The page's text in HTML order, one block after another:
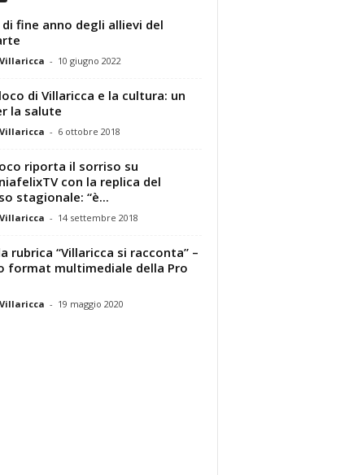
di fine anno degli allievi del
Villaricca - 10 giugno 2022
di Villaricca e la cultura: un
la salute
Villaricca - 6 ottobre 2018
riporta il sorriso su
con la replica del
stagionale: “è...
Villaricca - 14 settembre 2018
rubrica “Villaricca si racconta” –
format multimediale della Pro
Villaricca - 19 maggio 2020